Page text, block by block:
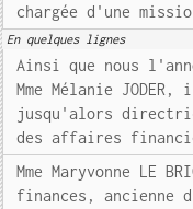
chargée d'une
En quelques lignes
Ainsi que nous
Mme Mélanie
jusqu'alors
des affaires
Mme Maryvonne LE
finances, ancienne